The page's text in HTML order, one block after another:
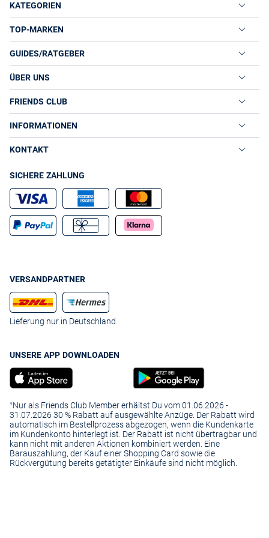
KATEGORIEN
TOP-MARKEN
GUIDES/RATGEBER
ÜBER UNS
FRIENDS CLUB
INFORMATIONEN
KONTAKT
SICHERE ZAHLUNG
VERSANDPARTNER
Lieferung nur in Deutschland
UNSERE APP DOWNLOADEN
¹Nur als Friends Club Member erhältst Du vom 01.06.2026 -
31.07.2026 30 % Rabatt auf ausgewählte Anzüge. Der Rabatt wird
automatisch im Bestellprozess abgezogen, wenn die Kundenkarte
im Kundenkonto hinterlegt ist. Der Rabatt ist nicht übertragbar und
kann nicht mit anderen Aktionen kombiniert werden. Eine
Barauszahlung, der Kauf einer Shopping Card sowie die
Rückvergütung bereits getätigter Einkäufe sind nicht möglich.